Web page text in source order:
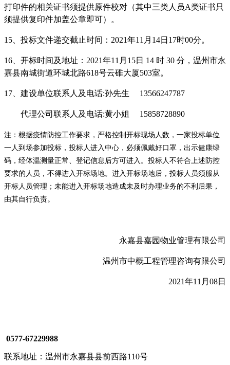
打印件的相关证书须提供原件校对（其中三类人员A类证书只
须提供复印件加盖公章即可）。
15 、投标文件递交截止时间 ： 2021年1 1 月 14日 17时00分。
16 开标时间及地址： 2021年1 1 月 15日 14 时 30 分，温州市永
嘉县南城街道环城北路618号云碓大厦503室。
1 7 、建设单位联系人及电话:孙先生 13566247787
代理公司联系人及电话:黄小姐 15858728890
注： 根据疫情防控工作要求，严格控制开标现场人数，一家投标单位
一人到场参加投标，投标人进入中心，必须佩戴好口罩，出示健康绿
码，经体温测量正常、登记信息后方可进入。投标人不符合上述防控
要求的人员，不得进入开标场地。进入开标场地后，投标人员须服从
开标人员管理；未能进入开标场地造成未及时办理业务的不利后果，
由其自行负责。
永嘉县嘉园物业管理有限公司
温州市中概工程管理咨询有限公司
2021年1 1 月 08日
0577-67229988
联系地址：温州市永嘉县县前西路110号